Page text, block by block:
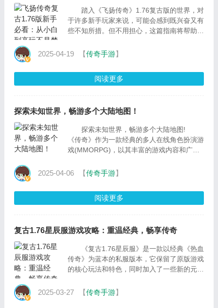
踏入《飞扬传奇》1.76复古版的世界，对
于许多新手玩家来说，可能会感到既兴奋又有
些不知所措。但不用担心，这篇指南将帮助你
手。 一
2025-04-19 【传奇手游】
阅读更多
探索未知世界，畅游多个大陆地图！
探索未知世界，畅游多个大陆地图!
《传奇》作为一款经典的多人在线角色扮演游
戏(MMORPG)，以其丰富的游戏内容和广阔
与挑战的
2025-04-06 【传奇手游】
阅读更多
复古1.76星辰服游戏攻略：重温经典，畅享传奇
《复古1.76星辰服》是一款以经典《热血
传奇》为蓝本的私服版本，它保留了原版游戏
的核心玩法和特色，同时加入了一些新的元
验。本文
2025-03-27 【传奇手游】